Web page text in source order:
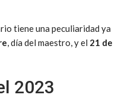
tiene una peculiaridad ya
, día del maestro, y el 21 de
2023